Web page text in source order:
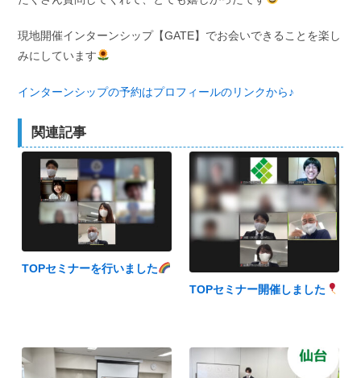
現地開催インターンシップ【GATE】でお会いできることを楽し
みにしています
インターンシップの予約はプロフィールのリンクから♪
関連記事
TOPセミナーを行いました
TOPセミナー開催しました